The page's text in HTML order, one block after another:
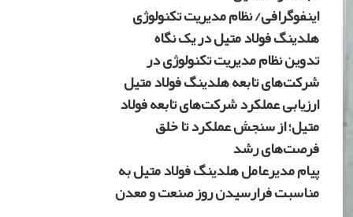
اینفوگرافی/ نظام مدیریت تکنولوژی
هلدینگ فولاد متیل در یک نگاه
تدوین نظام مدیریت تکنولوژی در
شرکت‌های تابعه هلدینگ فولاد متیل
ارزیابی عملکرد شرکت‌های تابعه فولاد
متیل؛ از سنجش عملکرد تا خلق
فرصت‌های رشد
پیام مدیرعامل هلدینگ فولاد متیل به
مناسبت فرارسیدن روز صنعت و معدن